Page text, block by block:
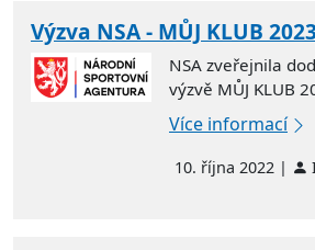
Výzva NSA - MŮJ KLUB
NSA zveřejnila
výzvě MŮJ KLUB
Více informací
10. října 2022 |